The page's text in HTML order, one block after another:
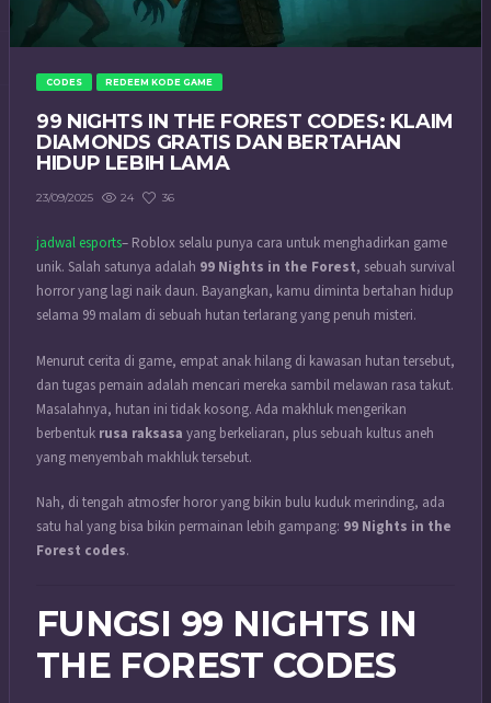
CODES REDEEM KODE GAME
99 NIGHTS IN THE FOREST CODES: KLAIM
DIAMONDS GRATIS DAN BERTAHAN
HIDUP LEBIH LAMA
23/09/2025 24 36
jadwal esports– Roblox selalu punya cara untuk menghadirkan game
unik. Salah satunya adalah 99 Nights in the Forest, sebuah survival
horror yang lagi naik daun. Bayangkan, kamu diminta bertahan hidup
selama 99 malam di sebuah hutan terlarang yang penuh misteri.
Menurut cerita di game, empat anak hilang di kawasan hutan tersebut,
dan tugas pemain adalah mencari mereka sambil melawan rasa takut.
Masalahnya, hutan ini tidak kosong. Ada makhluk mengerikan
berbentuk rusa raksasa yang berkeliaran, plus sebuah kultus aneh
yang menyembah makhluk tersebut.
Nah, di tengah atmosfer horor yang bikin bulu kuduk merinding, ada
satu hal yang bisa bikin permainan lebih gampang: 99 Nights in the
Forest codes.
FUNGSI 99 NIGHTS IN
THE FOREST CODES